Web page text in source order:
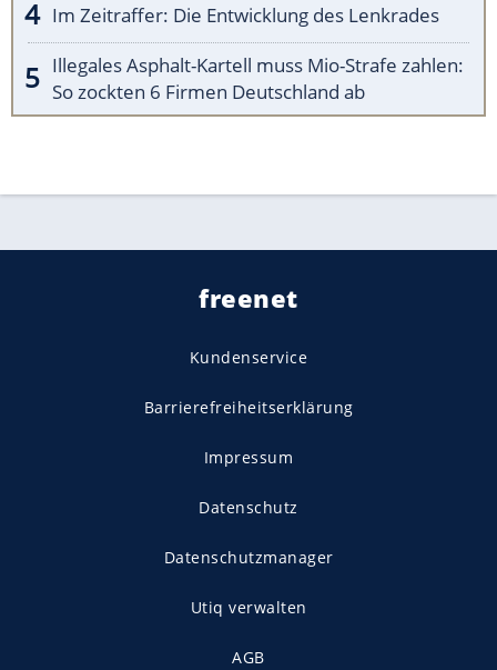
Im Zeitraffer: Die Entwicklung des Lenkrades
Illegales Asphalt-Kartell muss Mio-Strafe zahlen:
So zockten 6 Firmen Deutschland ab
freenet
Kundenservice
Barrierefreiheitserklärung
Impressum
Datenschutz
Datenschutzmanager
Utiq verwalten
AGB